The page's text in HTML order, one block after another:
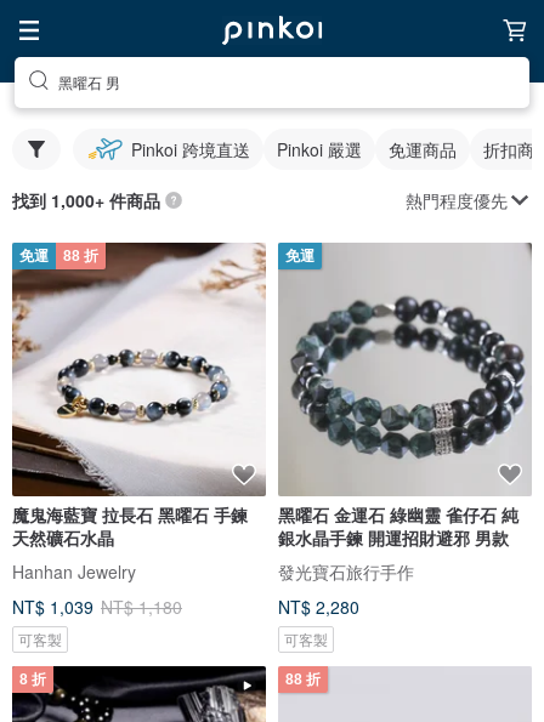
黑曜石 男
Pinkoi 跨境直送 Pinkoi 嚴選 免運商品 折扣商
找到 1,000+ 件商品 熱門程度優先
免運 88 折
魔鬼海藍寶 拉長石 黑曜石 手鍊
天然礦石水晶
Hanhan Jewelry
NT$ 1,039 NT$ 1,180
可客製
免運
黑曜石 金運石 綠幽靈 雀仔石 純
銀水晶手鍊 開運招財避邪 男款
發光寶石旅行手作
NT$ 2,280
可客製
8 折 88 折